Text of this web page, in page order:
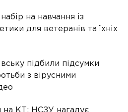
на навчання із
для ветеранів та їхніх
підбили підсумки
з вірусними
на КТ: НСЗУ нагадує